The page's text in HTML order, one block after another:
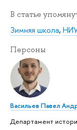
В статье
Зимняя школа,
Персоны
Васильев Павел
Департамент